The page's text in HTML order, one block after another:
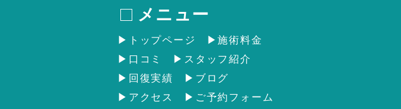
メニュー
トップページ
施術料金
口コミ
スタッフ紹介
回復実績
ブログ
アクセス
ご予約フォーム